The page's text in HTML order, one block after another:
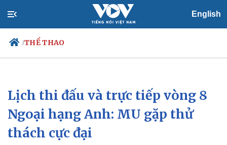
English
/THỂ THAO
Chính trị
Đảng
Tổ chức nhân sự
Quốc hội
Nhận diện sự thật
Xã hội
Tin 24h
Dự báo thời tiết
Lịch thi đấu và trực tiếp vòng 8
Ngoại hạng Anh: MU gặp thử
thách cực đại